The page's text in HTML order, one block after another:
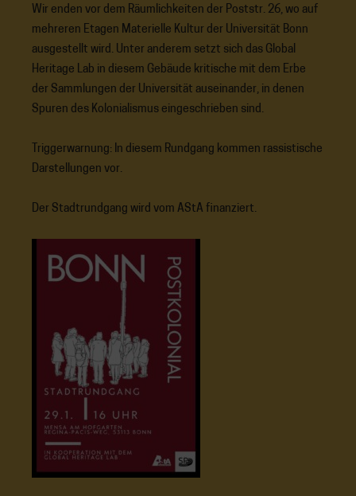
Wir enden vor dem Räumlichkeiten der Poststr. 26, wo auf
mehreren Etagen Materielle Kultur der Universität Bonn
ausgestellt wird. Unter anderem setzt sich das Global
Heritage Lab in diesem Gebäude kritische mit dem Erbe
der Sammlungen der Universität auseinander, in denen
Spuren des Kolonialismus eingeschrieben sind.
Triggerwarnung: In diesem Rundgang kommen rassistische
Darstellungen vor.
Der Stadtrundgang wird vom AStA finanziert.